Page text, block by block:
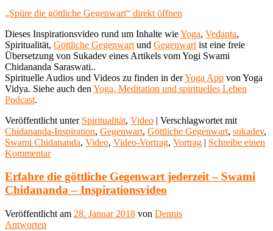
anzeigen
„Spüre die göttliche Gegenwart“ direkt öffnen
Dieses Inspirationsvideo rund um Inhalte wieYoga, Vedanta,
Spiritualität, Göttliche Gegenwart und Gegenwart ist eine freie
Übersetzung von Sukadev eines Artikels vom Yogi Swami
Chidananda Saraswati..
Spirituelle Audios und Videos zu finden in derYoga App von Yoga
Vidya. Siehe auch den Yoga, Meditation und spirituelles Leben
Podcast.
Veröffentlicht unter Spiritualität, Video | Verschlagwortet mit
Chidananda-Inspiration, Gegenwart, Göttliche Gegenwart, sukadev,
Swami Chidananda, Video, Video-Vortrag, Vortrag | Schreibe einen
Kommentar
Erfahre die göttliche Gegenwart jederzeit – Swami
Chidananda – Inspirationsvideo
Veröffentlicht am 28. Januar 2018 von Dennis
Antworten